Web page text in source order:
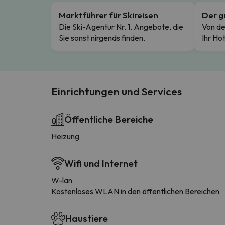
Marktführer für Skireisen
Die Ski-Agentur Nr. 1. Angebote, die
Sie sonst nirgends finden.
Der
Von
Ihr
Einrichtungen und Services
Öffentliche Bereiche
Heizung
Wifi und Internet
W-lan
Kostenloses WLAN in den öffentlichen Bereichen
Haustiere